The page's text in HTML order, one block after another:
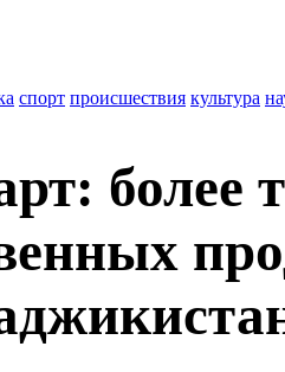
спорт происшествия культура
более